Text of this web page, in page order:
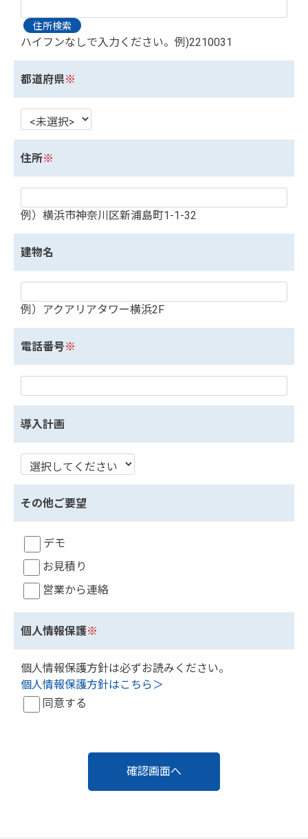
ハイフンなしで入力ください。例)2210031
都道府県※
住所※
例）横浜市神奈川区新浦島町1-1-32
建物名
例）アクアリアタワー横浜2F
電話番号※
導入計画
その他ご要望
デモ
お見積り
営業から連絡
個人情報保護※
個人情報保護方針は必ずお読みください。
個人情報保護方針はこちら＞
同意する